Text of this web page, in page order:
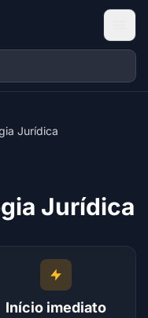
Jurídica
Jurídica
Início imediato